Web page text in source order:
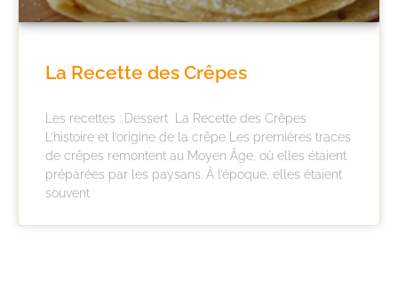
La Recette des Crêpes
Les recettes : Dessert La Recette des Crêpes
L’histoire et l’origine de la crêpe Les premières traces
de crêpes remontent au Moyen Âge, où elles étaient
préparées par les paysans. À l’époque, elles étaient
souvent